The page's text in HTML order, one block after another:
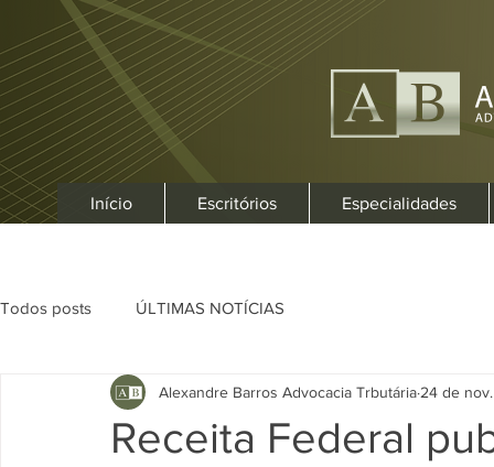
Início Escritórios Especialidades
Todos posts ÚLTIMAS NOTÍCIAS
Receita Federal
Alexandre Barros Advocacia Trbutária 24 de